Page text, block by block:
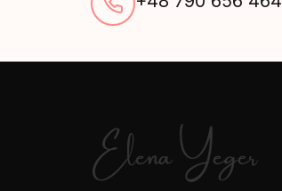
Elena Yeger